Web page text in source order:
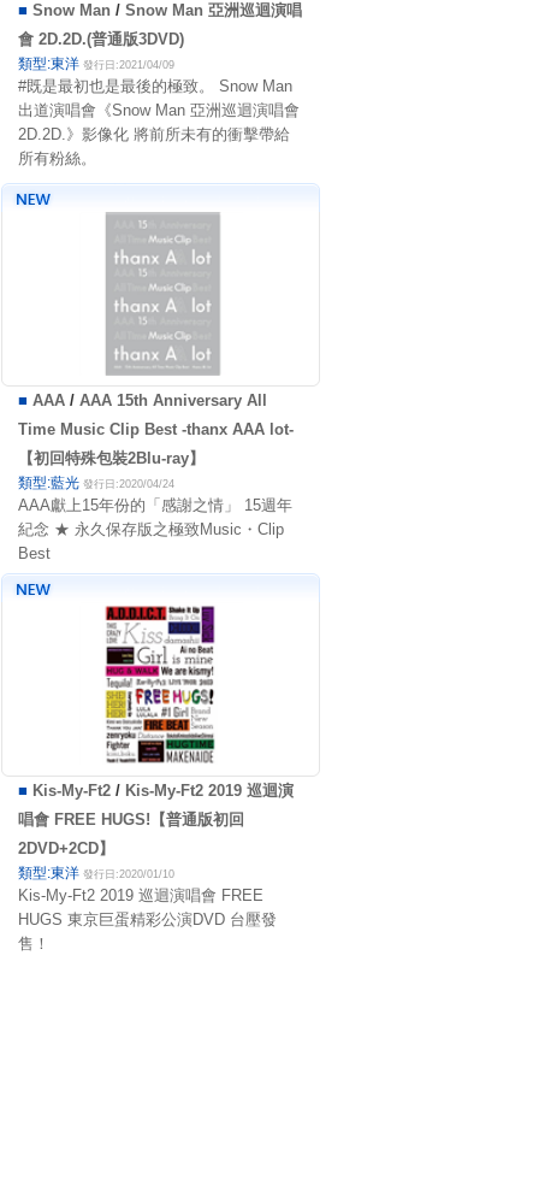
■ Snow Man / Snow Man 亞洲巡迴演唱
會 2D.2D.(普通版3DVD)
類型:東洋 發行日:2021/04/09
#既是最初也是最後的極致。 Snow Man
出道演唱會《Snow Man 亞洲巡迴演唱會
2D.2D.》影像化 將前所未有的衝擊帶給
所有粉絲。
■ AAA/ AAA 15th Anniversary All
Time Music Clip Best -thanx AAA lot-
【初回特殊包裝2Blu-ray】
類型:藍光 發行日:2020/04/24
AAA獻上15年份的「感謝之情」 15週年
紀念 ★ 永久保存版之極致Music・Clip
Best
■ Kis-My-Ft2/ Kis-My-Ft2 2019 巡迴演
唱會 FREE HUGS!【普通版初回
2DVD+2CD】
類型:東洋 發行日:2020/01/10
Kis-My-Ft2 2019 巡迴演唱會 FREE
HUGS 東京巨蛋精彩公演DVD 台壓發
售！